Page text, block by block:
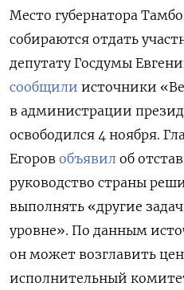
Место губернатора
собираются отдать
депутату Госдумы
сообщили источники
в администрации
освободился 4 ноября.
Егоров объявил об
руководство страны
выполнять «другие
уровне». По данным
он может возглавить
исполнительный